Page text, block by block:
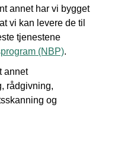
annet har vi bygget
vi kan levere de til
tjenestene
(NBP).
annet
rådgivning,
og